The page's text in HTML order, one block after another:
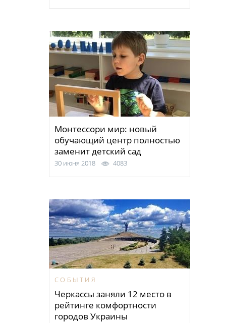
Монтессори мир: новый
обучающий центр полностью
заменит детский сад
30 июня 2018 4083
СОБЫТИЯ
Черкассы заняли 12 место в
рейтинге комфортности
городов Украины